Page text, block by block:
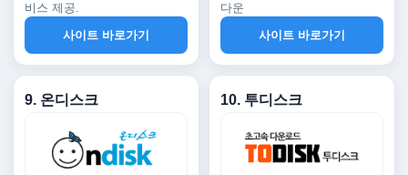
비스 제공.
사이트 바로가기
다운
사이트 바로가기
9. 온디스크 10. 투디스크